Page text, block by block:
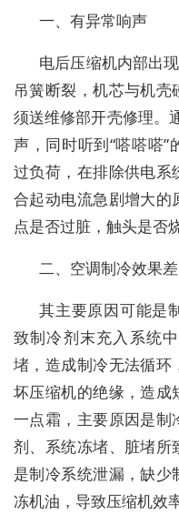
一、有异常响声
电后压缩机内部出
吊簧断裂，机芯与机
须送维修部开壳修理。
声，同时听到“嗒嗒嗒
过负荷，在排除供电系
合起动电流急剧增大
点是否过脏，触头是否
二、空调制冷效果差
其主要原因可能是
致制冷剂末充入系统
堵，造成制冷无法循环
坏压缩机的绝缘，造
一点霜，主要原因是制
剂、系统冻堵、脏堵所
是制冷系统泄漏，缺
冻机油，导致压缩机效